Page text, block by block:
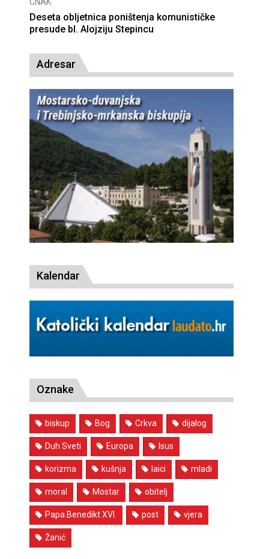
Smrtovdan nadbiskupa Petra Čule
Adresar
Kalendar
Oznake
biskup Bog Crkva dijalog
Duh Sveti Europa Isus
korizma kušnja laici mladi
moral Mostar obitelj
Papa Benedikt XVI. post vjera
Žanić